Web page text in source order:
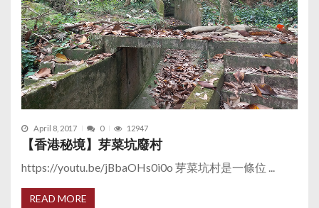
April 8, 2017 0 12947
【香港秘境】芽菜坑廢村
https://youtu.be/jBbaOHs0i0o 芽菜坑村是一條位 ...
READ MORE